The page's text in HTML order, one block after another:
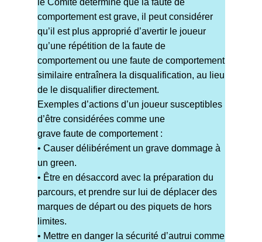
le Comité détermine que la faute de
comportement est grave, il peut considérer
qu’il est plus approprié d’avertir le joueur
qu’une répétition de la faute de
comportement ou une faute de comportement
similaire entraînera la disqualification, au lieu
de le disqualifier directement.
Exemples d’actions d’un joueur susceptibles
d’être considérées comme une
grave faute de comportement :
• Causer délibérément un grave dommage à
un green.
• Être en désaccord avec la préparation du
parcours, et prendre sur lui de déplacer des
marques de départ ou des piquets de hors
limites.
• Mettre en danger la sécurité d’autrui comme